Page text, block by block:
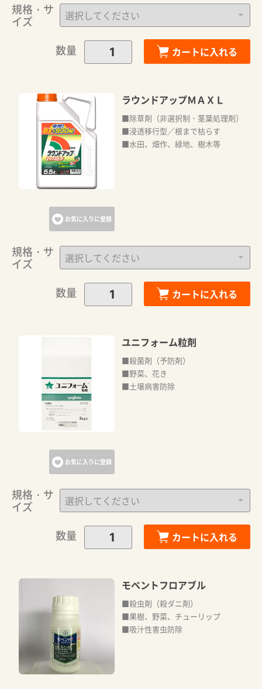
規格・サ
イズ
数量
カートに入れる
お気に入りに登録
ラウンドアップＭＡＸＬ
■除草剤（非選択制・茎葉処理剤）
■浸透移行型／根まで枯らす
■水田、畑作、緑地、樹木等
規格・サ
イズ
数量
カートに入れる
お気に入りに登録
ユニフォーム粒剤
■殺菌剤（予防剤）
■野菜、花き
■土壌病害防除
規格・サ
イズ
数量
カートに入れる
モベントフロアブル
■殺虫剤（殺ダニ剤）
■果樹、野菜、チューリップ
■吸汁性害虫防除